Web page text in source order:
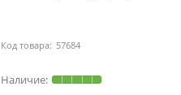
57684